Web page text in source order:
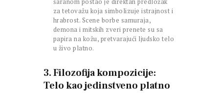
za tetovažu koja simbolizuje istrajnost i
hrabrost. Scene borbe samuraja,
demona i mitskih zveri prenete su sa
papira na kožu, pretvarajući ljudsko telo
u živo platno.
3. Filozofija kompozicije:
Telo kao jedinstveno platno